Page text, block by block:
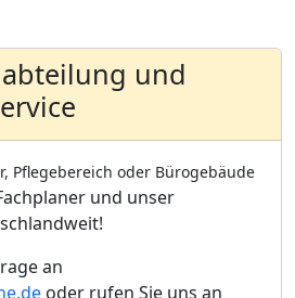
und
Pflegebereich oder Bürogebäude
und unser
an
oder rufen Sie uns an